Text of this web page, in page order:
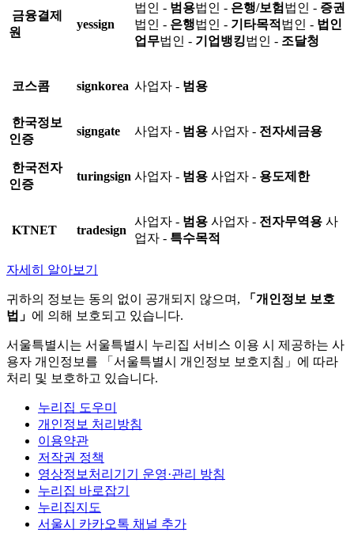
금융결제
원
yessign
법인 - 범용법인 - 은행/보험 법인 - 증권
법인 - 은행법인 - 기타목적 법인 - 법인
업무법인 - 기업뱅킹법인 - 조달청
코스콤 signkorea 사업자 - 범용
한국정보
인증
signgate 사업자 - 범용 사업자 - 전자세금용
한국전자
인증
turingsign 사업자 - 범용 사업자 - 용도제한
KTNET tradesign
사업자 - 범용 사업자 - 전자무역용 사
업자 - 특수목적
자세히 알아보기
귀하의 정보는 동의 없이 공개되지 않으며,
「개인정보 보호
법」 에 의해 보호되고 있습니다.
서울특별시는 서울특별시 누리집 서비스 이용 시 제공하는 사
용자 개인정보를 「서울특별시 개인정보 보호지침」에 따라
처리 및 보호하고 있습니다.
누리집 도우미
개인정보 처리방침
이용약관
저작권 정책
영상정보처리기기 운영·관리 방침
누리집 바로잡기
누리집지도
서울시 카카오톡 채널 추가